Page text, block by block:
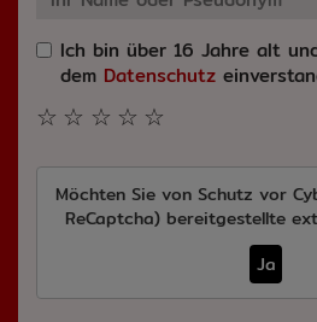
Ich bin über 16 Jahre alt
dem Datenschutz
☆
☆
☆
☆
☆
Möchten Sie von Schutz vor
ReCaptcha) bereitgestellte
Ja